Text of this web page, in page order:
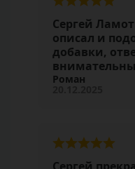
Сергей
описал и
добавки,
Роман